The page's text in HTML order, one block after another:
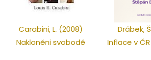
Carabini, L. (2008)
Nakloněni svobodě
Drábek,
Inflace v